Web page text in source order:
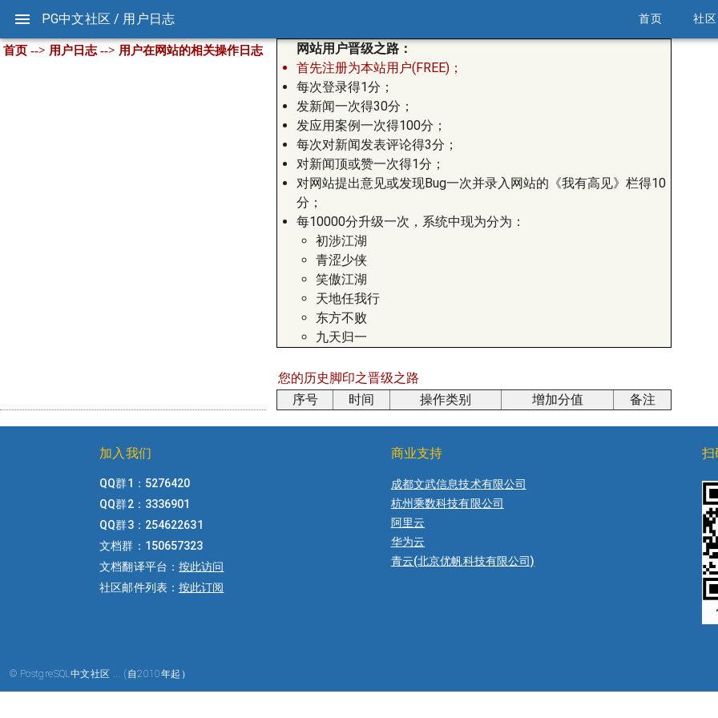
PG中文社区 / 用户日志 首页 社
首页 --> 用户日志 --> 用户在网站的相关操作日志
网站用户晋级之路：
首先注册为本站用户(FREE)；
每次登录得1分；
发新闻一次得30分；
发应用案例一次得100分；
每次对新闻发表评论得3分；
对新闻顶或赞一次得1分；
对网站提出意见或发现Bug一次并录入网站的《我有高见》栏得10
分；
每10000分升级一次，系统中现为分为：
初涉江湖
青涩少侠
笑傲江湖
天地任我行
东方不败
九天归一
您的历史脚印之晋级之路
序号
时间 操作类别 增加分值 备注
加入我们
QQ群1：5276420
QQ群2：3336901
QQ群3：254622631
文档群：150657323
文档翻译平台： 按此访问
社区邮件列表： 按此订阅
商业支持
成都文武信息技术有限公司
杭州乘数科技有限公司
阿里云
华为云
青云(北京优帆科技有限公司)
扫
© PostgreSQL中文社区 ... (自2010年起）